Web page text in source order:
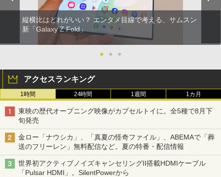
縦横比はどれがいい？ エンタメ目線で考える、サムスン
新「Galaxy Z Fold」
● ● ●
アクセスランキング
1時間 24時間 1週間 1カ月
東映の歴代オープニング映像がカプセルトイに。全5種で8月下
旬発売
金ロー「ナウシカ」、「真夏の怪奇ファイル」、ABEMAで「葬
送のフリーレン」無料配信など。夏の特番・配信情報
世界初アクティブノイズキャンセリングII搭載HDMIケーブル
「Pulsar HDMI」。SilentPowerから